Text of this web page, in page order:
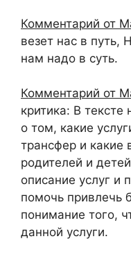
Комментарий от
везет нас в путь,
нам надо в суть.
Комментарий от
критика: В
о том, какие
трансфер и какие
родителей и
описание услуг
помочь привлечь
понимание того,
данной услуги.